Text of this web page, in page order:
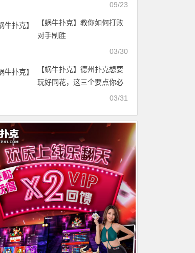
09/23
【蜗牛扑克】教你如何打败
对手制胜
03/30
【蜗牛扑克】德州扑克想要
玩好同花，这三个要点你必
03/31